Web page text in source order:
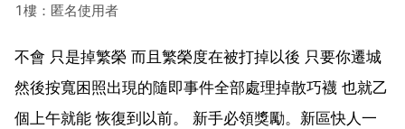
1樓：匿名使用者
不會 只是掉繁榮 而且繁榮度在被打掉以後 只要你遷城
然後按寬困照出現的隨即事件全部處理掉散巧襪 也就乙
個上午就能 恢復到以前。 新手必領獎勵。新區快人一